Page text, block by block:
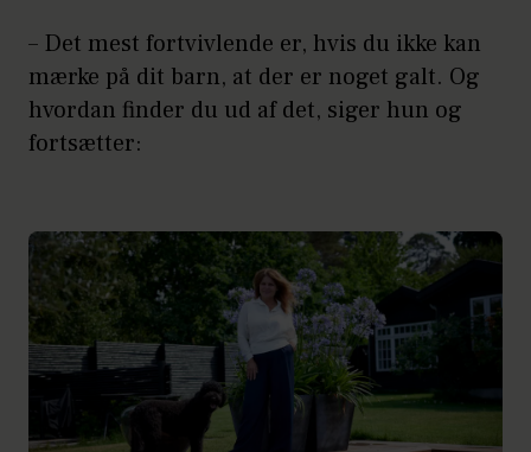
– Det mest fortvivlende er, hvis du ikke kan
mærke på dit barn, at der er noget galt. Og
hvordan finder du ud af det, siger hun og
fortsætter: